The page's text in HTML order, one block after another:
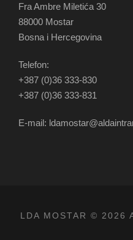
Fra Ambre Miletića 30
88000 Mostar
Bosna i Hercegovina
Telefon:
+387 (0)36 333-830
+387 (0)36 333-831
E-mail:
LDA MOSTAR © 2026